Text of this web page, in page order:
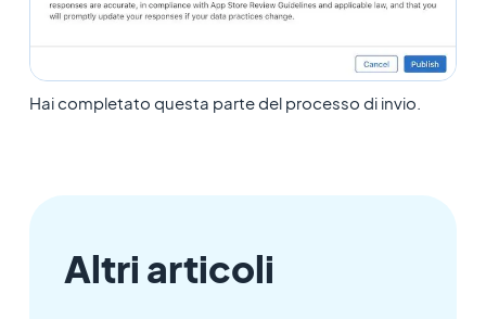
Hai completato questa parte del processo di invio.
Altri articoli